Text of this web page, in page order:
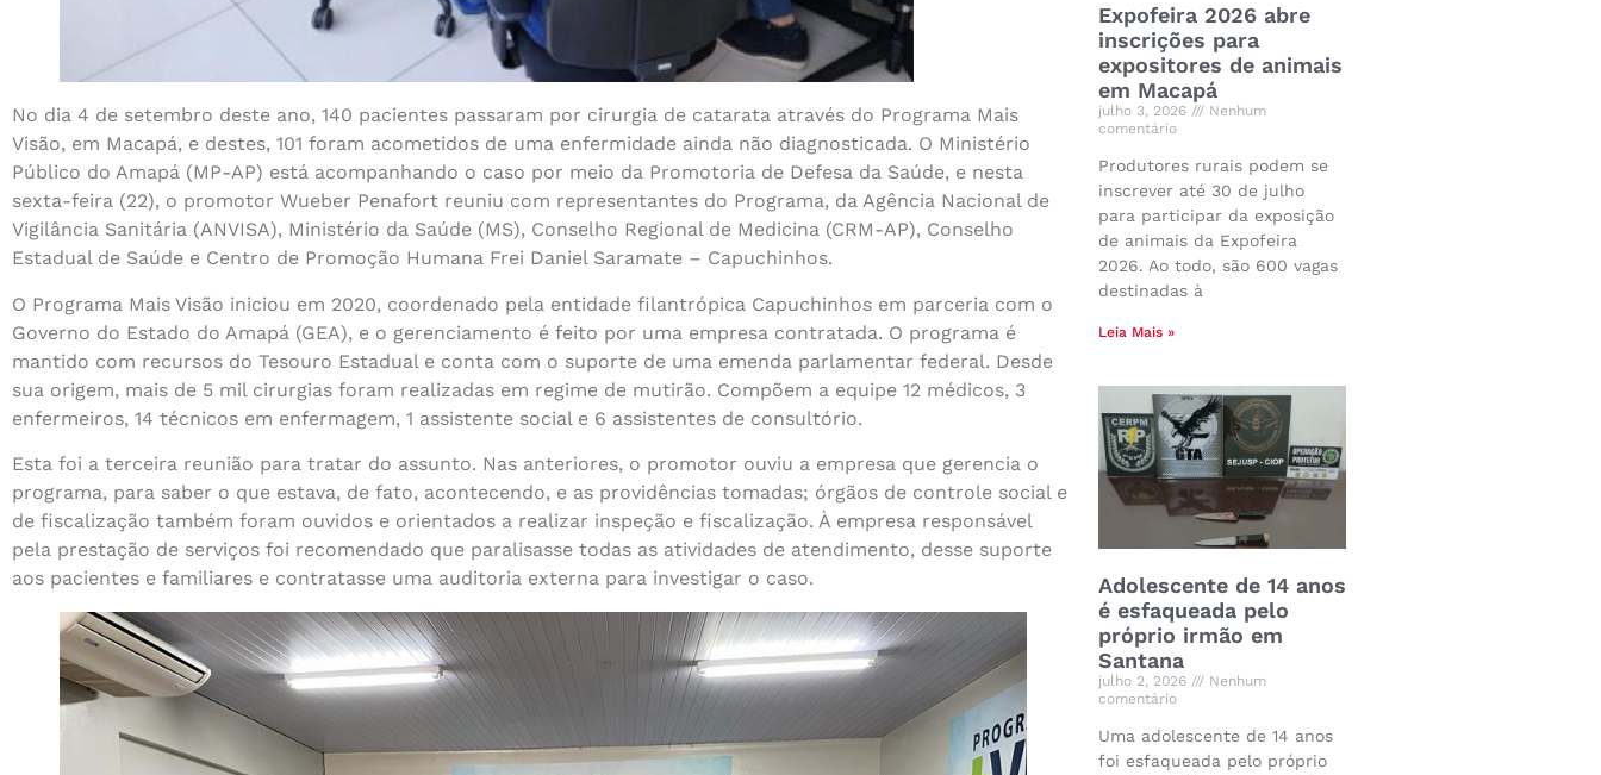
No dia 4 de setembro deste ano, 140 pacientes passaram por cirurgia de catarata através do Programa Mais
Visão, em Macapá, e destes, 101 foram acometidos de uma enfermidade ainda não diagnosticada. O Ministério
Público do Amapá (MP-AP) está acompanhando o caso por meio da Promotoria de Defesa da Saúde, e nesta
sexta-feira (22), o promotor Wueber Penafort reuniu com representantes do Programa, da Agência Nacional de
Vigilância Sanitária (ANVISA), Ministério da Saúde (MS), Conselho Regional de Medicina (CRM-AP), Conselho
Estadual de Saúde e Centro de Promoção Humana Frei Daniel Saramate – Capuchinhos.
O Programa Mais Visão iniciou em 2020, coordenado pela entidade filantrópica Capuchinhos em parceria com o
Governo do Estado do Amapá (GEA), e o gerenciamento é feito por uma empresa contratada. O programa é
mantido com recursos do Tesouro Estadual e conta com o suporte de uma emenda parlamentar federal. Desde
sua origem, mais de 5 mil cirurgias foram realizadas em regime de mutirão. Compõem a equipe 12 médicos, 3
enfermeiros, 14 técnicos em enfermagem, 1 assistente social e 6 assistentes de consultório.
Esta foi a terceira reunião para tratar do assunto. Nas anteriores, o promotor ouviu a empresa que gerencia o
programa, para saber o que estava, de fato, acontecendo, e as providências tomadas; órgãos de controle social e
de fiscalização também foram ouvidos e orientados a realizar inspeção e fiscalização. À empresa responsável
pela prestação de serviços foi recomendado que paralisasse todas as atividades de atendimento, desse suporte
aos pacientes e familiares e contratasse uma auditoria externa para investigar o caso.
Expofeira 2026 abre
inscrições para
expositores de animais
em Macapá
julho 3, 2026
Nenhum
comentário
Produtores rurais podem se
inscrever até 30 de julho
para participar da exposição
de animais da Expofeira
2026. Ao todo, são 600 vagas
destinadas à
Leia Mais »
Adolescente de 14 anos
é esfaqueada pelo
próprio irmão em
Santana
julho 2, 2026
Nenhum
comentário
Uma adolescente de 14 anos
foi esfaqueada pelo próprio